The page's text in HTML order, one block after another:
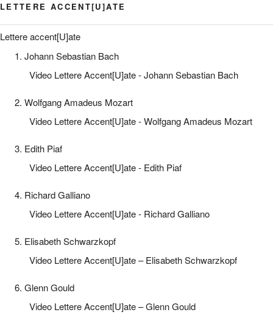
LETTERE ACCENT[U]ATE
Lettere accent[U]ate
1. Johann Sebastian Bach
Video Lettere Accent[U]ate - Johann Sebastian Bach
2. Wolfgang Amadeus Mozart
Video Lettere Accent[U]ate - Wolfgang Amadeus Mozart
3. Edith Piaf
Video Lettere Accent[U]ate - Edith Piaf
4. Richard Galliano
Video Lettere Accent[U]ate - Richard Galliano
5. Elisabeth Schwarzkopf
Video Lettere Accent[U]ate – Elisabeth Schwarzkopf
6. Glenn Gould
Video Lettere Accent[U]ate – Glenn Gould